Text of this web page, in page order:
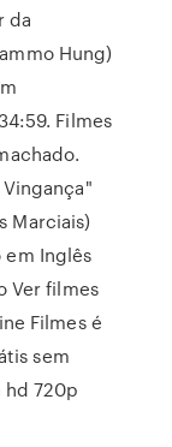
da
Hung)
Filmes
Marciais)
em Inglês
Ver filmes
Filmes é
sem
hd 720p